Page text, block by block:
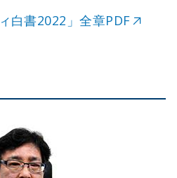
白書2022」全章PDF